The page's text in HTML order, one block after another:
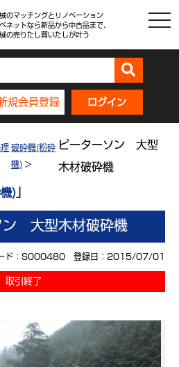
のマッチングとリノベーション
ネットなら新品から中古品まで、
の売りたし買いたしが叶う
規会員登録 ログイン
破砕機(粉砕
機) >
ピーターソン 大型
木材破砕機
)」
ン 大型木材破砕機
ド：S000480 登録日：2015/07/01
取引終了